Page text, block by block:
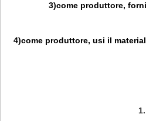
3)come produttore,
4)come produttore, usi il
1.